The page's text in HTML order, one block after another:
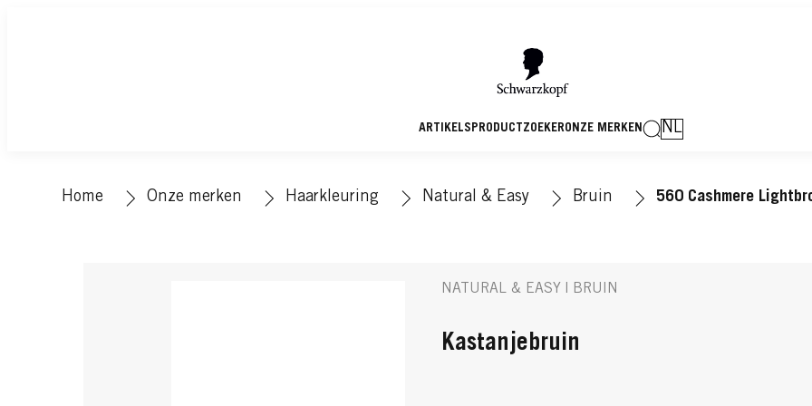
ARTIKELSPRODUCTZOEKERONZE MERKEN NL
Home Onze merken Haarkleuring Natural & Easy Bruin 560 Cashmere
NATURAL & EASY | BRUIN
Kastanjebruin